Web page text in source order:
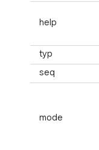
help
typ
seq
mode